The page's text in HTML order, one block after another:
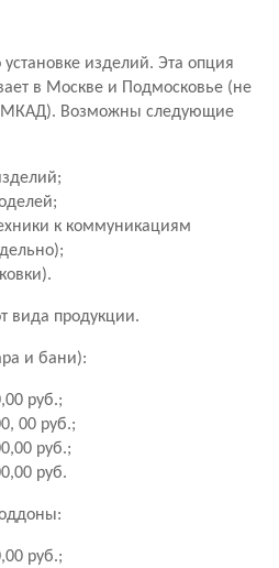
изделий. Эта опция
в Москве и Подмосковье (не
МКАД). Возможны следующие
к коммуникациям
вида продукции.
и бани):
руб.;
00 руб.;
руб.;
руб.
руб.;